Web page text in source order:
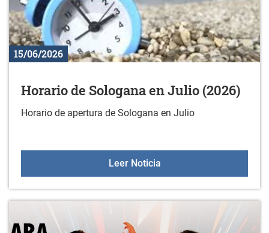
15/06/2026
Horario de Sologana en Julio (2026)
Horario de apertura de Sologana en Julio
Leer NoticiaHorario de Sologana en